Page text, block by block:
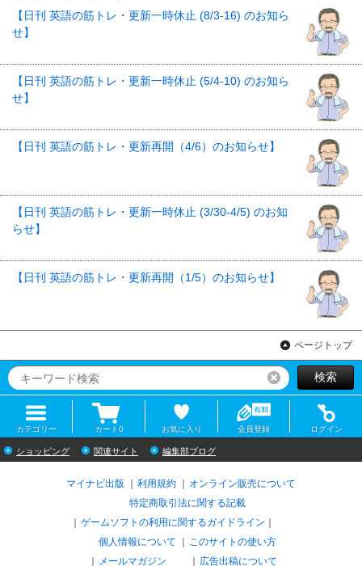
【日刊 英語の筋トレ・更新一時休止 (8/3-16) のお知ら
せ】
【日刊 英語の筋トレ・更新一時休止 (5/4-10) のお知ら
せ】
【日刊 英語の筋トレ・更新再開（4/6）のお知らせ】
【日刊 英語の筋トレ・更新一時休止 (3/30-4/5) のお知
らせ】
【日刊 英語の筋トレ・更新再開（1/5）のお知らせ】
ページトップ
リセット検索
カテゴリー カート0 お気に入り 会員登録 ログイン
ショッピング 関連サイト 編集部ブログ
マイナビ出版 利用規約
オンライン販売について
特定商取引法に関する記載
ゲームソフトの利用に関するガイドライン
個人情報について
このサイトの使い方
メールマガジン
広告出稿について